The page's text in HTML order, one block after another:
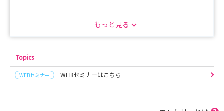
8月18日(火)～8月26日(水) 10：00～
試験内容
・個人面接（30分程度）
・作文（800字程度、事前作成可、当日持参）
もっと見る
Topics
WEBセミナー WEBセミナーはこちら